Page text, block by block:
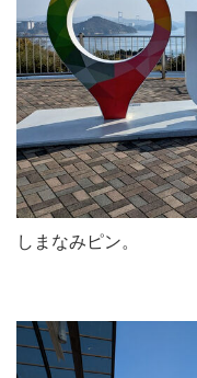
しまなみピン。